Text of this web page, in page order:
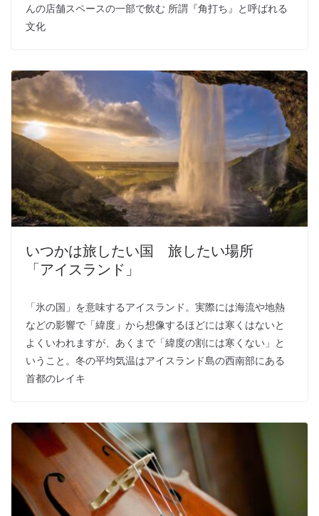
んの店舗スペースの一部で飲む 所謂『角打ち』と呼ばれる
文化
いつかは旅したい国 旅したい場所
「アイスランド」
「氷の国」を意味するアイスランド。実際には海流や地熱
などの影響で「緯度」から想像するほどには寒くはないと
よくいわれますが、あくまで「緯度の割には寒くない」と
いうこと。冬の平均気温はアイスランド島の西南部にある
首都のレイキ